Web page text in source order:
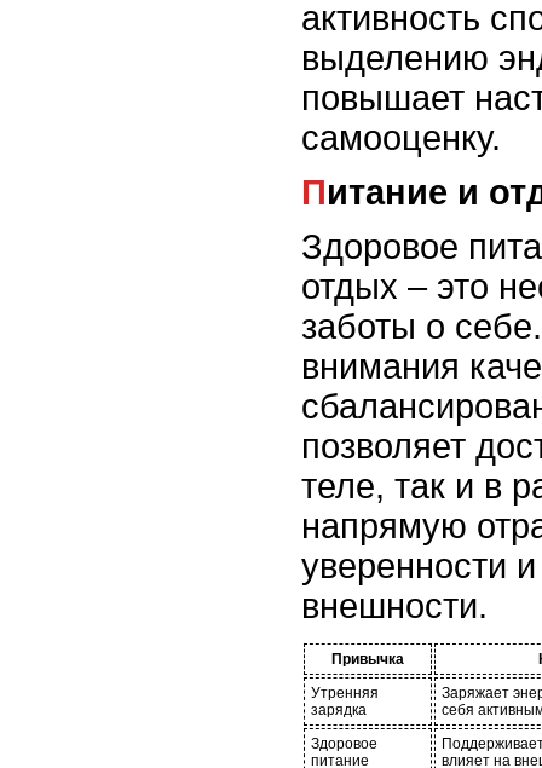
активность
выделению
повышает
самооценку.
Питание и
Здоровое
отдых – это
заботы о
внимания
позволяет
теле, так и в
напрямую
уверенности
внешности.
Привычка
Утренняя
зарядка
Заряжает
себя
Здоровое
питание
влияет на